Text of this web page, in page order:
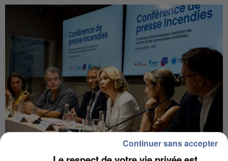
Continuer sans accepter